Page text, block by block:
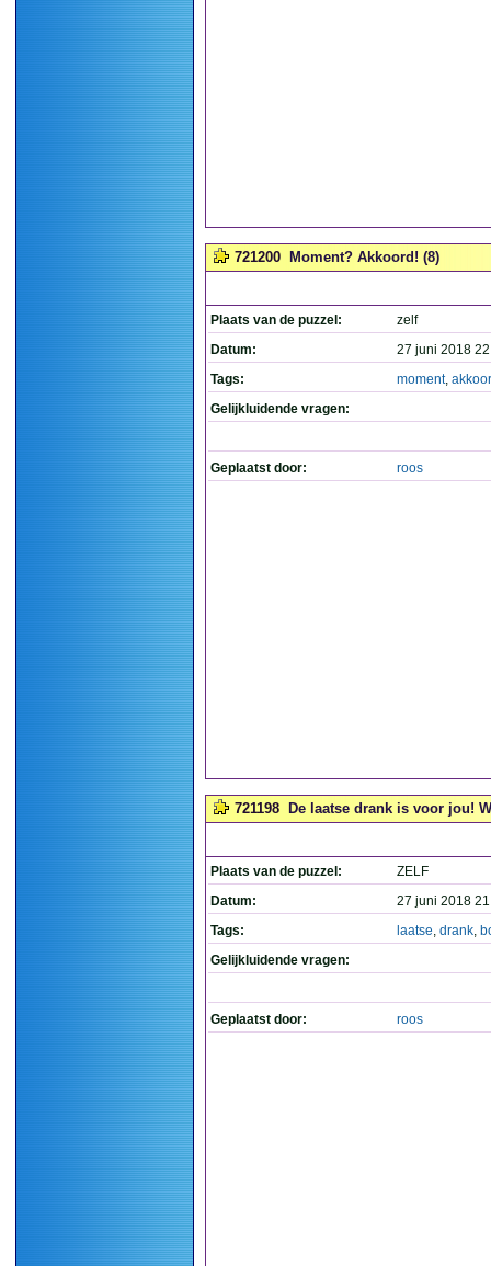
721200 Moment? Akkoord! (8)
Plaats van de puzzel:
zelf
Datum:
27 juni 2018
Tags:
moment,
Gelijkluidende vragen:
Geplaatst door: roos
721198 De laatse drank is voor jou!
Plaats van de puzzel:
ZELF
Datum:
27 juni 2018
Tags:
laatse, drank,
Gelijkluidende vragen:
Geplaatst door: roos